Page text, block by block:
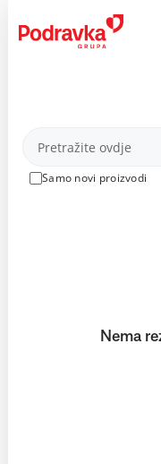
content
Samo novi proizvodi
Nema